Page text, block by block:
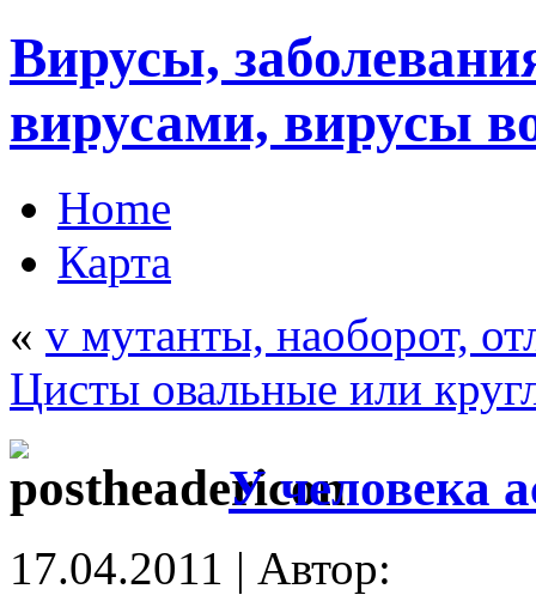
Вирусы,
вирусами, вирусы
Home
Карта
« v мутанты, наоборот,
Цисты овальные или
У человека
17.04.2011 | Автор: